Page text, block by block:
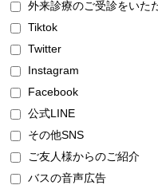
外来診療のご受診をいた
Tiktok
Twitter
Instagram
Facebook
公式LINE
その他SNS
ご友人様からのご紹介
バスの音声広告